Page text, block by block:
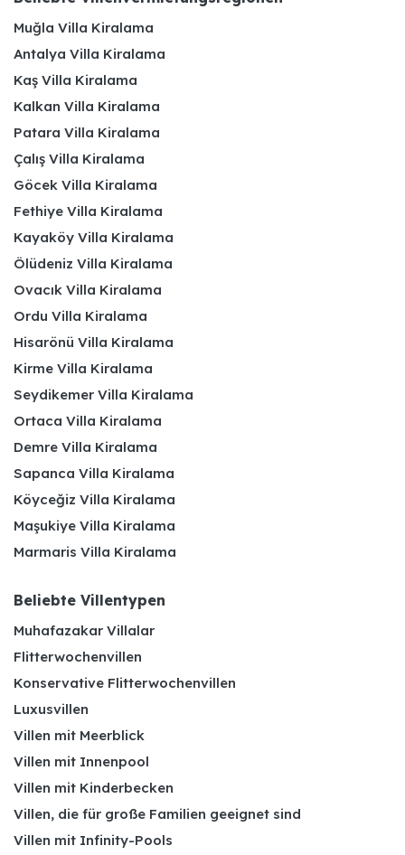
Muğla Villa Kiralama
Antalya Villa Kiralama
Kaş Villa Kiralama
Kalkan Villa Kiralama
Patara Villa Kiralama
Çalış Villa Kiralama
Göcek Villa Kiralama
Fethiye Villa Kiralama
Kayaköy Villa Kiralama
Ölüdeniz Villa Kiralama
Ovacık Villa Kiralama
Ordu Villa Kiralama
Hisarönü Villa Kiralama
Kirme Villa Kiralama
Seydikemer Villa Kiralama
Ortaca Villa Kiralama
Demre Villa Kiralama
Sapanca Villa Kiralama
Köyceğiz Villa Kiralama
Maşukiye Villa Kiralama
Marmaris Villa Kiralama
Beliebte Villentypen
Muhafazakar Villalar
Flitterwochenvillen
Konservative Flitterwochenvillen
Luxusvillen
Villen mit Meerblick
Villen mit Innenpool
Villen mit Kinderbecken
Villen, die für große Familien geeignet sind
Villen mit Infinity-Pools